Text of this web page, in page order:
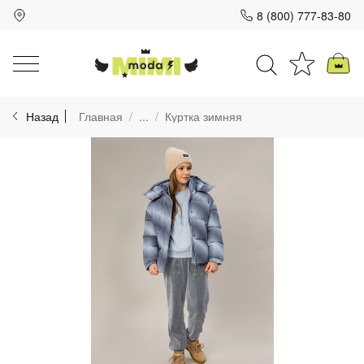
8 (800) 777-83-80
Назад Главная ... Куртка зимняя
Для клиентов всех банков
Разбейте
на части
без переплат
График платежей